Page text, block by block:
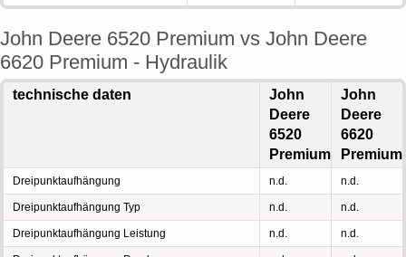
John Deere 6520 Premium vs John Deere
6620 Premium - Hydraulik
technische daten
John
Deere
6520
Premium
John
Deere
6620
Premium
Dreipunktaufhängung n.d. n.d.
Dreipunktaufhängung Typ n.d. n.d.
Dreipunktaufhängung Leistung n.d. n.d.